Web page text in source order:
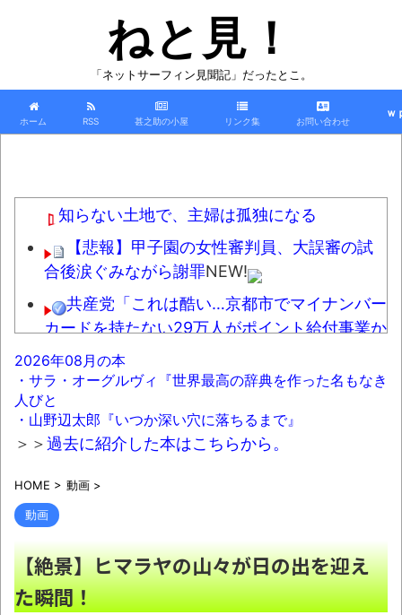
ねと見！
「ネットサーフィン見聞記」だったとこ。
ホーム RSS 甚之助の小屋 リンク集 お問い合わせ
ｗ
知らない土地で、主婦は孤独になる
【悲報】甲子園の女性審判員、大誤審の試
合後涙ぐみながら謝罪NEW!
共産党「これは酷い…京都市でマイナンバー
カードを持たない29万人がポイント給付事業か
ら排除された」
【天才】雪が溶けると何になる？理系「水
になるでしょw」文系ワイ「はぁ～…」→結果
ｗｗｗ NEW!
プールいったら周りがコソコソしだしてやばい
wwwwwwww」5万いいね
【AI利用調査】8割がGemini利用、
ChatGPTは68%にNEW!
新聞「被災地の熊本にミサイルを積んだ軍
2026年08月の本
・サラ・オーグルヴィ『世界最高の辞典を作った名もなき
人びと
・山野辺太郎『いつか深い穴に落ちるまで』
＞＞過去に紹介した本はこちらから。
HOME > 動画 >
動画
【絶景】ヒマラヤの山々が日の出を迎え
た瞬間！